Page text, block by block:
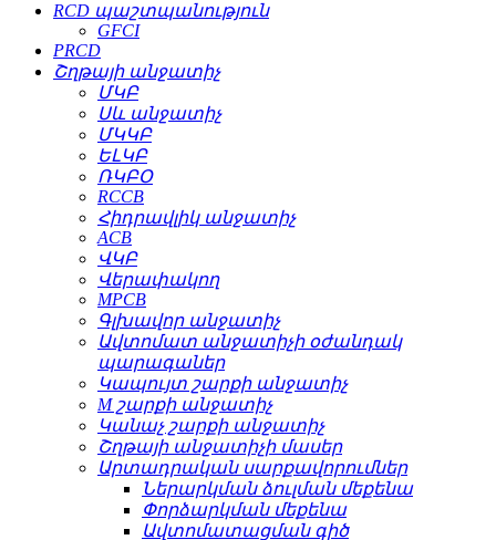
RCD պաշտպանություն
GFCI
PRCD
Շղթայի անջատիչ
ՄԿԲ
Սև անջատիչ
ՄԿԿԲ
ԵԼԿԲ
ՌԿԲՕ
RCCB
Հիդրավլիկ անջատիչ
ACB
ՎԿԲ
Վերափակող
MPCB
Գլխավոր անջատիչ
Ավտոմատ անջատիչի օժանդակ
պարագաներ
Կապույտ շարքի անջատիչ
M շարքի անջատիչ
Կանաչ շարքի անջատիչ
Շղթայի անջատիչի մասեր
Արտադրական սարքավորումներ
Ներարկման ձուլման մեքենա
Փորձարկման մեքենա
Ավտոմատացման գիծ